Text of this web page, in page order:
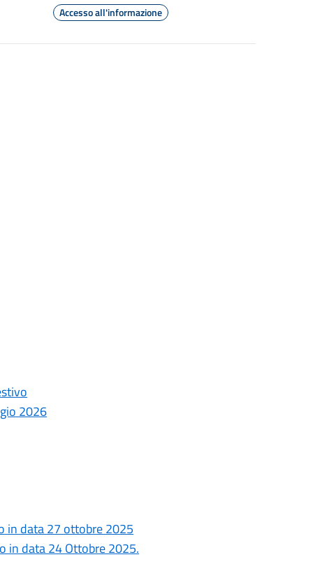
Accesso all'informazione
2026
in data 27 ottobre 2025
in data 24 Ottobre 2025.